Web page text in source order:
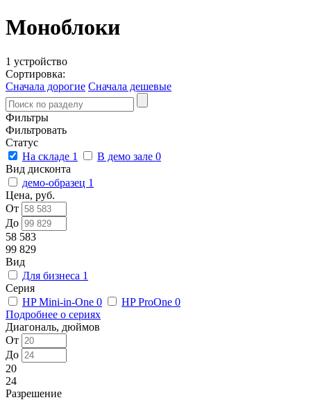
Моноблоки
1 устройство
Сортировка:
Сначала дорогие Сначала дешевые
Фильтры
Фильтровать
Статус
На складе 1 В демо зале 0
Вид дисконта
демо-образец 1
Цена, руб.
От
До
58 583
99 829
Вид
Для бизнеса 1
Серия
HP Mini-in-One 0 HP ProOne 0
Подробнее о сериях
Диагональ, дюймов
От
До
20
24
Разрешение